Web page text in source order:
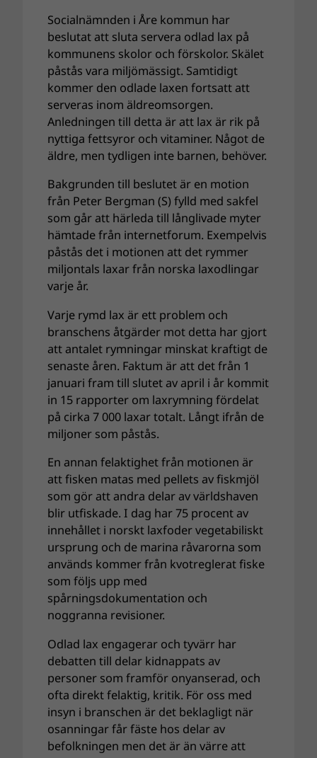
Socialnämnden i Åre kommun har
beslutat att sluta servera odlad lax på
kommunens skolor och förskolor. Skälet
påstås vara miljömässigt. Samtidigt
kommer den odlade laxen fortsatt att
serveras inom äldreomsorgen.
Anledningen till detta är att lax är rik på
nyttiga fettsyror och vitaminer. Något de
äldre, men tydligen inte barnen, behöver.
Bakgrunden till beslutet är en motion
från Peter Bergman (S) fylld med sakfel
som går att härleda till långlivade myter
hämtade från internetforum. Exempelvis
påstås det i motionen att det rymmer
miljontals laxar från norska laxodlingar
varje år.
Varje rymd lax är ett problem och
branschens åtgärder mot detta har gjort
att antalet rymningar minskat kraftigt de
senaste åren. Faktum är att det från 1
januari fram till slutet av april i år kommit
in 15 rapporter om laxrymning fördelat
på cirka 7 000 laxar totalt. Långt ifrån de
miljoner som påstås.
En annan felaktighet från motionen är
att fisken matas med pellets av fiskmjöl
som gör att andra delar av världshaven
blir utfiskade. I dag har 75 procent av
innehållet i norskt laxfoder vegetabiliskt
ursprung och de marina råvarorna som
används kommer från kvotreglerat fiske
som följs upp med
spårningsdokumentation och
noggranna revisioner.
Odlad lax engagerar och tyvärr har
debatten till delar kidnappats av
personer som framför onyanserad, och
ofta direkt felaktig, kritik. För oss med
insyn i branschen är det beklagligt när
osanningar får fäste hos delar av
befolkningen men det är än värre att